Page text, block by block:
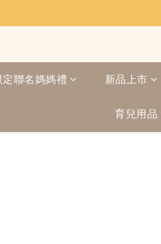
聯名媽媽禮 新品上市
育兒用品